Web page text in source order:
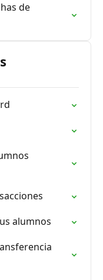
de
alumnos